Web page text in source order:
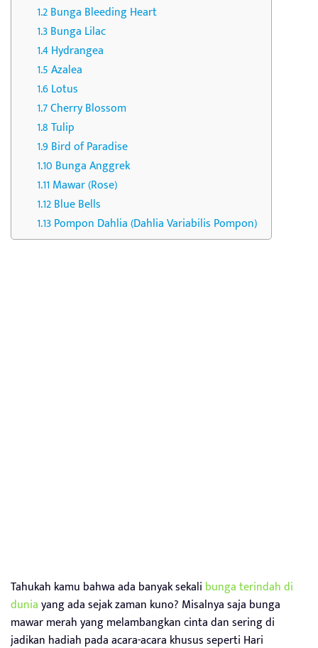
Bunga Bleeding Heart
Bunga Lilac
Hydrangea
Azalea
Lotus
Cherry Blossom
Tulip
Bird of Paradise
Bunga Anggrek
Mawar (Rose)
Blue Bells
Pompon Dahlia (Dahlia Variabilis Pompon)
Tahukah kamu bahwa ada banyak sekali bunga terindah di
duniayang ada sejak zaman kuno? Misalnya saja bunga
mawar merah yang melambangkan cinta dan sering di
jadikan hadiah pada acara-acara khusus seperti Hari